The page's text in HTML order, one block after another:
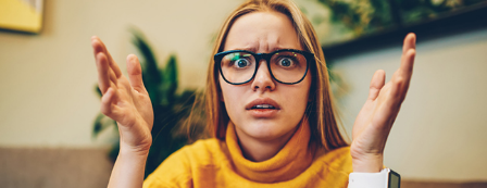
ソーシャル SDGs
アイテム